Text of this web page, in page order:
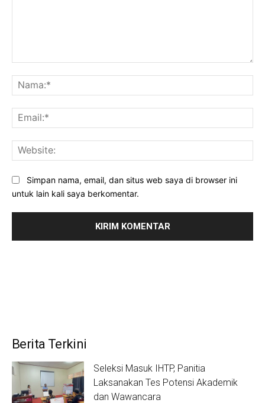
Simpan nama, email, dan situs web saya di browser ini
untuk lain kali saya berkomentar.
Berita Terkini
Seleksi Masuk IHTP, Panitia
Laksanakan Tes Potensi Akademik
dan Wawancara